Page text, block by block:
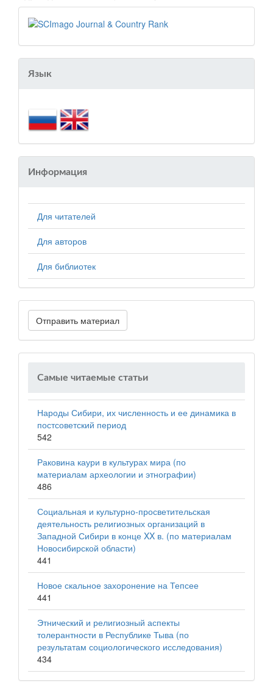
Язык
Информация
Для читателей
Для авторов
Для библиотек
Отправить материал
Самые читаемые статьи
Народы Сибири, их численность и ее динамика в
постсоветский период
542
Раковина каури в культурах мира (по
материалам археологии и этнографии)
486
Социальная и культурно-просветительская
деятельность религиозных организаций в
Западной Сибири в конце XX в. (по материалам
Новосибирской области)
441
Новое скальное захоронение на Тепсее
441
Этнический и религиозный аспекты
толерантности в Республике Тыва (по
результатам социологического исследования)
434